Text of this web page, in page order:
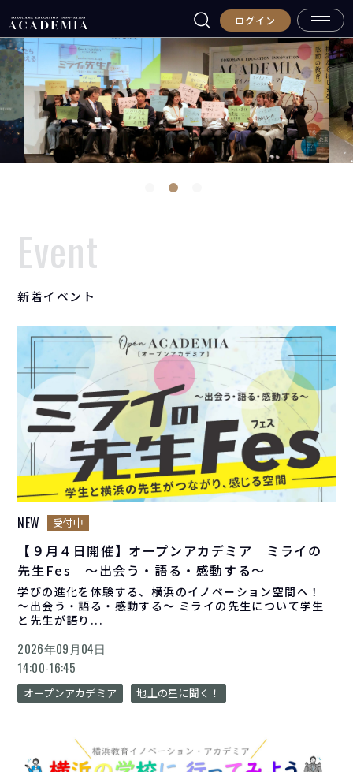
ログイン
Event
新着イベント
NEW 受付中
【９月４日開催】オープンアカデミア ミライの
先生Fes ～出会う・語る・感動する～
学びの進化を体験する、横浜のイノベーション空間へ！
〜出会う・語る・感動する〜 ミライの先生について学生
と先生が語り...
2026年09月04日
14:00-16:45
オープンアカデミア 地上の星に聞く！